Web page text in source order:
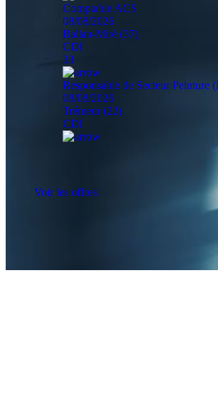
Comptable ACS
08/08/2026
Ballan-Miré (37)
CDI
33
Responsable de Secteur Peinture
08/08/2026
Trémeur (22)
CDI
Voir les offres